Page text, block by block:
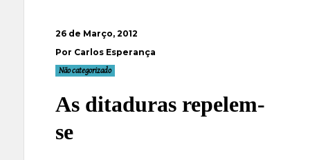
26 de Março, 2012
Por Carlos Esperança
Não categorizado
As ditaduras repelem-
se